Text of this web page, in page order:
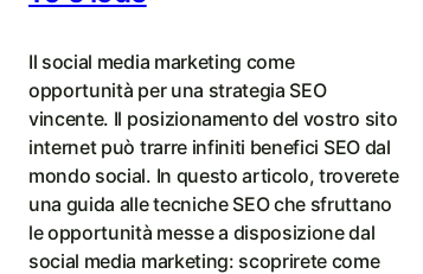
Il social media marketing come
opportunità per una strategia SEO
vincente. Il posizionamento del vostro sito
internet può trarre infiniti benefici SEO dal
mondo social. In questo articolo, troverete
una guida alle tecniche SEO che sfruttano
le opportunità messe a disposizione dal
social media marketing: scoprirete come